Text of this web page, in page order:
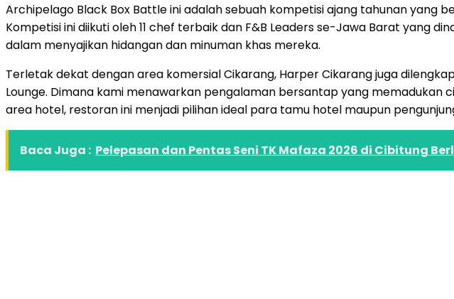
Archipelago Black Box Battle ini adalah sebuah kompetisi ajang tahunan yang
Kompetisi ini diikuti oleh 11 chef terbaik dan F&B Leaders se-Jawa Barat yang
dalam menyajikan hidangan dan minuman khas mereka.
Terletak dekat dengan area komersial Cikarang, Harper Cikarang juga
Lounge. Dimana kami menawarkan pengalaman bersantap yang memadukan
area hotel, restoran ini menjadi pilihan ideal para tamu hotel maupun
Baca Juga : Pelepasan dan Pentas Seni TK Mafaza 2026 di Cibitung